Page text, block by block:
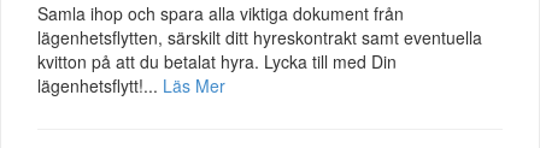
Samla ihop och spara alla viktiga dokument från
lägenhetsflytten, särskilt ditt hyreskontrakt samt eventuella
kvitton på att du betalat hyra. Lycka till med Din
lägenhetsflytt!... Läs Mer